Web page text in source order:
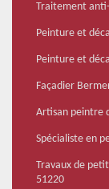
Traitement
Peinture et
Peinture et
Façadier
Artisan peintre
Spécialiste en
Travaux de
51220